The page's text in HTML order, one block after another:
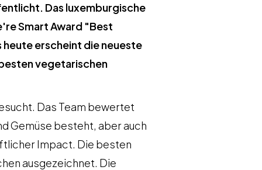
Das luxemburgische
Smart Award "Best
heute erscheint die neueste
vegetarischen
Das Team bewertet
Gemüse besteht, aber auch
Impact. Die besten
ausgezeichnet. Die